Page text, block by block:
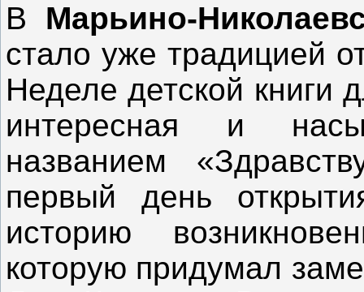
В Марьино-
стало уже традицией
Неделе детской книги
интересная и
названием
первый день
историю
которую придумал